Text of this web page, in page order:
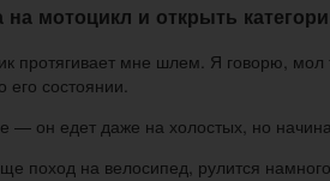
на мотоцикл и открыть
протягивает мне шлем. Я говорю,
его состоянии.
— он едет даже на холостых, но
поход на велосипед, рулится